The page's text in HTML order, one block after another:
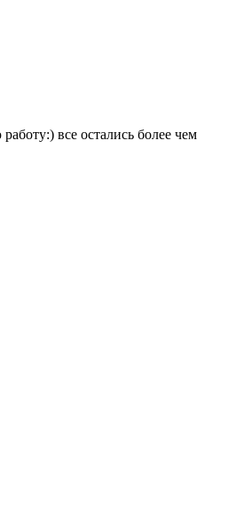
все остались более чем